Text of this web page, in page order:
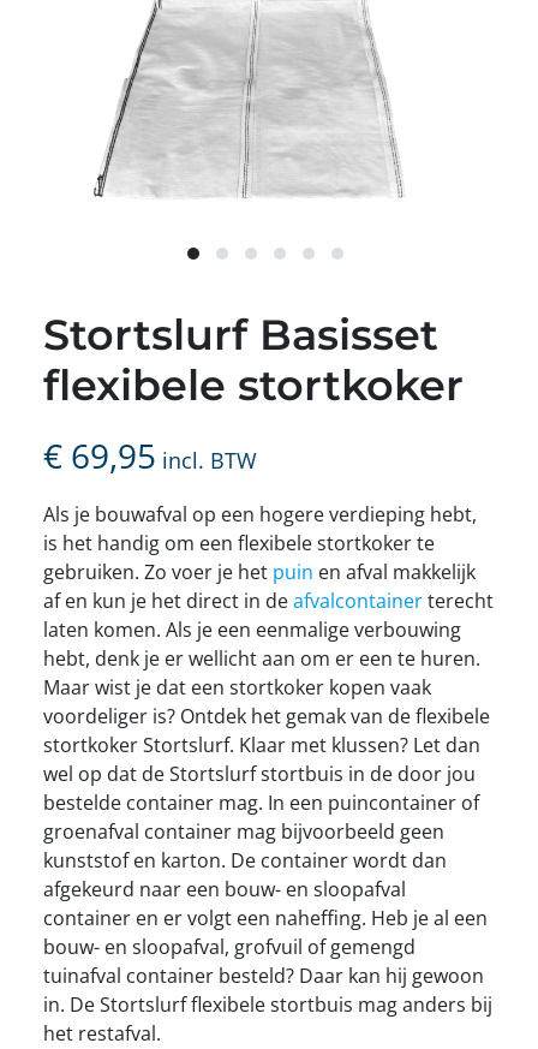
Stortslurf Basisset
flexibele stortkoker
€ 69,95 incl. BTW
Als je bouwafval op een hogere verdieping hebt,
is het handig om een flexibele stortkoker te
gebruiken. Zo voer je het puin en afval makkelijk
af en kun je het direct in deafvalcontainerterecht
laten komen. Als je een eenmalige verbouwing
hebt, denk je er wellicht aan om er een te huren.
Maar wist je dat een stortkoker kopen vaak
voordeliger is? Ontdek het gemak van de flexibele
stortkoker Stortslurf. Klaar met klussen? Let dan
wel op dat de Stortslurf stortbuis in de door jou
bestelde container mag. In een puincontainer of
groenafval container mag bijvoorbeeld geen
kunststof en karton. De container wordt dan
afgekeurd naar een bouw- en sloopafval
container en er volgt een naheffing. Heb je al een
bouw- en sloopafval, grofvuil of gemengd
tuinafval container besteld? Daar kan hij gewoon
in. De Stortslurf flexibele stortbuis mag anders bij
het restafval.